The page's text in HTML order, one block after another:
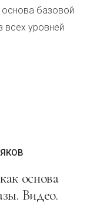
базовой
всех уровней
Видео.